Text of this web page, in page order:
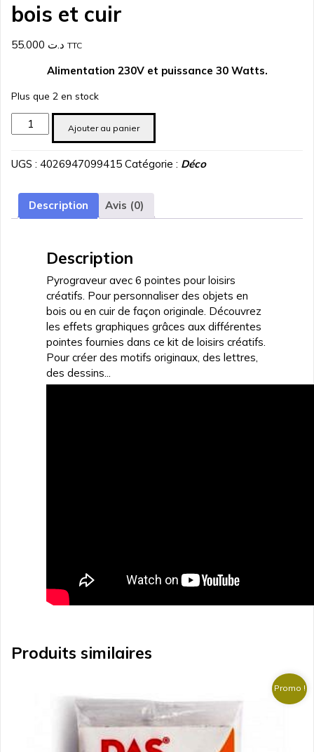
bois et cuir
د.ت TTC
Alimentation 230V et puissance 30 Watts.
Plus que 2 en stock
quantité
de
à
têtes
pour
Ajouter au panier
UGS : 4026947099415 Catégorie : Déco
Description Avis (0)
Description
Pyrograveur avec 6 pointes pour loisirs
créatifs. Pour personnaliser des objets en
bois ou en cuir de façon originale. Découvrez
les effets graphiques grâces aux différentes
pointes fournies dans ce kit de loisirs créatifs.
Pour créer des motifs originaux, des lettres,
des dessins...
Produits similaires
Promo !